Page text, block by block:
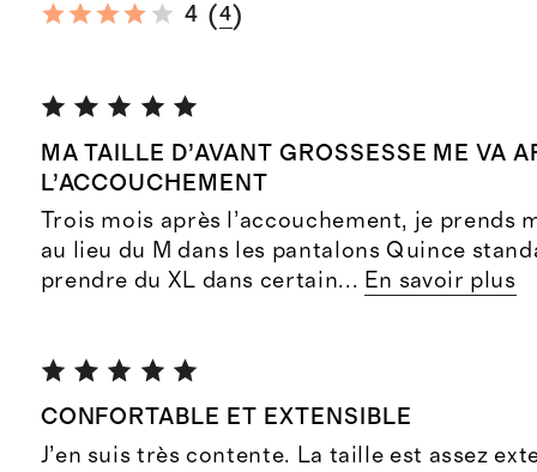
4 (4)
MA TAILLE D’AVANT GROSSESSE ME VA
L’ACCOUCHEMENT
Trois mois après l’accouchement, je prends
au lieu du M dans les pantalons Quince
prendre du XL dans certain... En savoir plus
CONFORTABLE ET EXTENSIBLE
J’en suis très contente. La taille est assez